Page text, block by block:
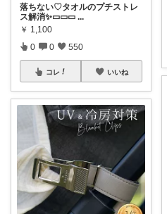
落ちない♡タオルのプチストレ
ス解消✨▭▭▭ ...
￥ 1,100
0 0 550
コレ いいね